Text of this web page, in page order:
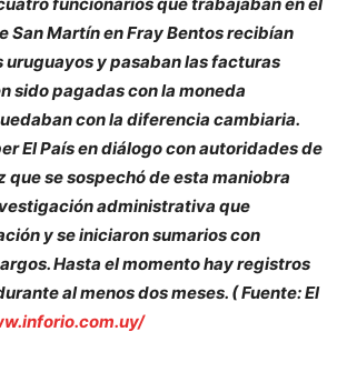
San Martín en Fray Bentos recibían
uruguayos y pasaban las facturas
sido pagadas con la moneda
con la diferencia cambiaria.
El País en diálogo con autoridades de
que se sospechó de esta maniobra
administrativa que
y se iniciaron sumarios con
Hasta el momento hay registros
al menos dos meses. ( Fuente: El